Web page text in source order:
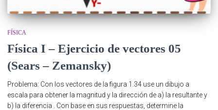
FÍSICA
Física I – Ejercicio de vectores 05
(Sears – Zemansky)
Problema: Con los vectores de la figura 1.34 use un dibujo a
escala para obtener la magnitud y la dirección de a) la resultante y
b) la diferencia . Con base en sus respuestas, determine la